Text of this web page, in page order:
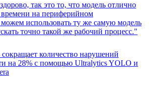
так это то, что модель отлично
времени на периферийном
использовать ту же самую модель
точно такой же рабочий процесс."